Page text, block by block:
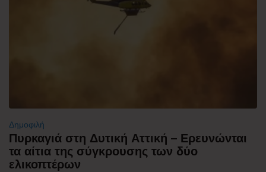
Δημοφιλή
Πυρκαγιά στη Δυτική Αττική – Ερευνώνται
τα αίτια της σύγκρουσης των δύο
ελικοπτέρων